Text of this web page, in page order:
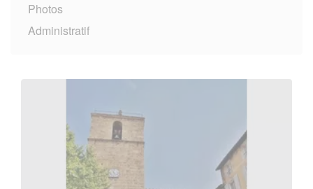
Photos
Administratif